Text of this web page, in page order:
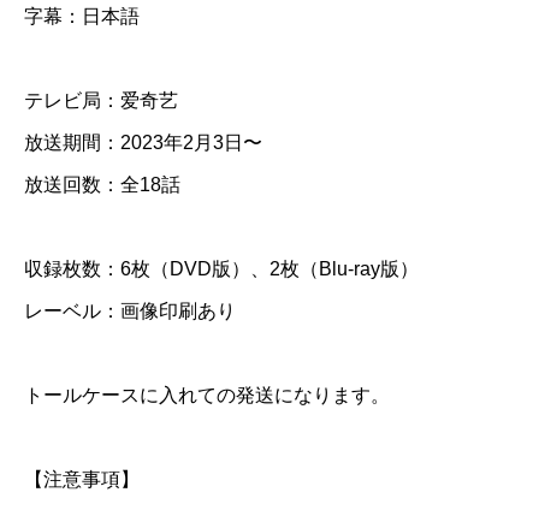
D
l
字幕：日本語
テレビ局：爱奇艺
放送期間：2023年2月3日〜
放送回数：全18話
収録枚数：6枚（DVD版）、2枚（Blu-ray版）
レーベル：画像印刷あり
トールケースに入れての発送になります。
【注意事項】